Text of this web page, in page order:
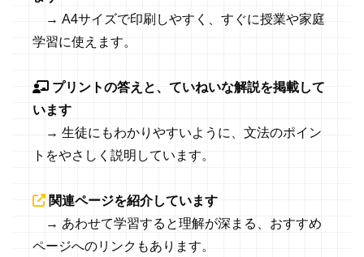
→ A4サイズで印刷しやすく、すぐに授業や家庭
学習に使えます。
プリントの答えと、ていねいな解説を掲載して
います
→ 生徒にもわかりやすいように、文法のポイン
トをやさしく説明しています。
関連ページを紹介しています
→ あわせて学習すると理解が深まる、おすすめ
ページへのリンクもあります。